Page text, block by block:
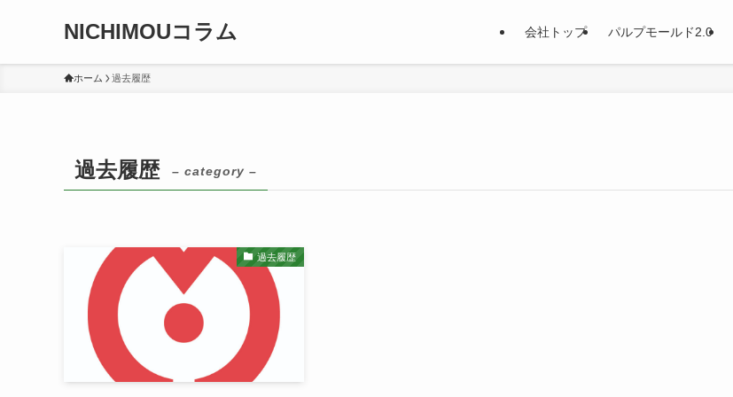
NICHIMOUコラム 会社トップ パルプモールド2.0
ホーム 過去履歴
過去履歴 – category –
過去履歴